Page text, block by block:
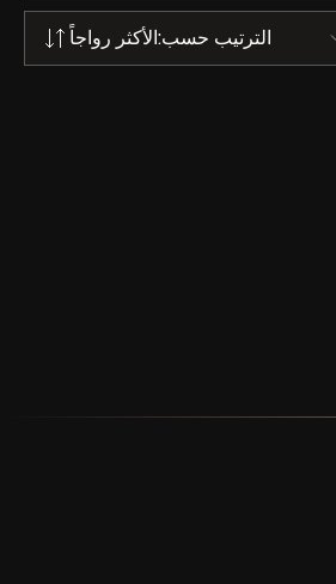
الأكثر رواجاًالترتيب حسب: